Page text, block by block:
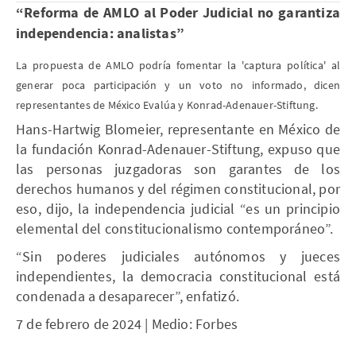
“Reforma de AMLO al Poder Judicial no garantiza
independencia: analistas”
La propuesta de AMLO podría fomentar la 'captura política' al
generar poca participación y un voto no informado, dicen
representantes de México Evalúa y Konrad-Adenauer-Stiftung.
Hans-Hartwig Blomeier, representante en México de
la fundación Konrad-Adenauer-Stiftung, expuso que
las personas juzgadoras son garantes de los
derechos humanos y del régimen constitucional, por
eso, dijo, la independencia judicial “es un principio
elemental del constitucionalismo contemporáneo”.
“Sin poderes judiciales autónomos y jueces
independientes, la democracia constitucional está
condenada a desaparecer”, enfatizó.
7 de febrero de 2024 | Medio: Forbes